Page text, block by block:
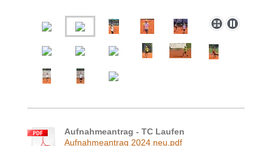
Aufnahmeantrag - TC Laufen
Aufnahmeantrag 2024 neu.pdf